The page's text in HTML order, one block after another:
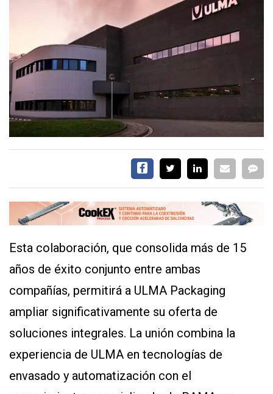
CALENDARIO
MEDIA KIT
SERVICIOS
TÉRMINOS
Y
CONDICIONES
POLÍTICAS
DE
PRIVACIDAD
MAPA
DEL
SITIO
QUIENES
SOMOS
Esta colaboración, que consolida más de 15
años de éxito conjunto entre ambas
compañías, permitirá a ULMA Packaging
ampliar significativamente su oferta de
soluciones integrales. La unión combina la
experiencia de ULMA en tecnologías de
envasado y automatización con el